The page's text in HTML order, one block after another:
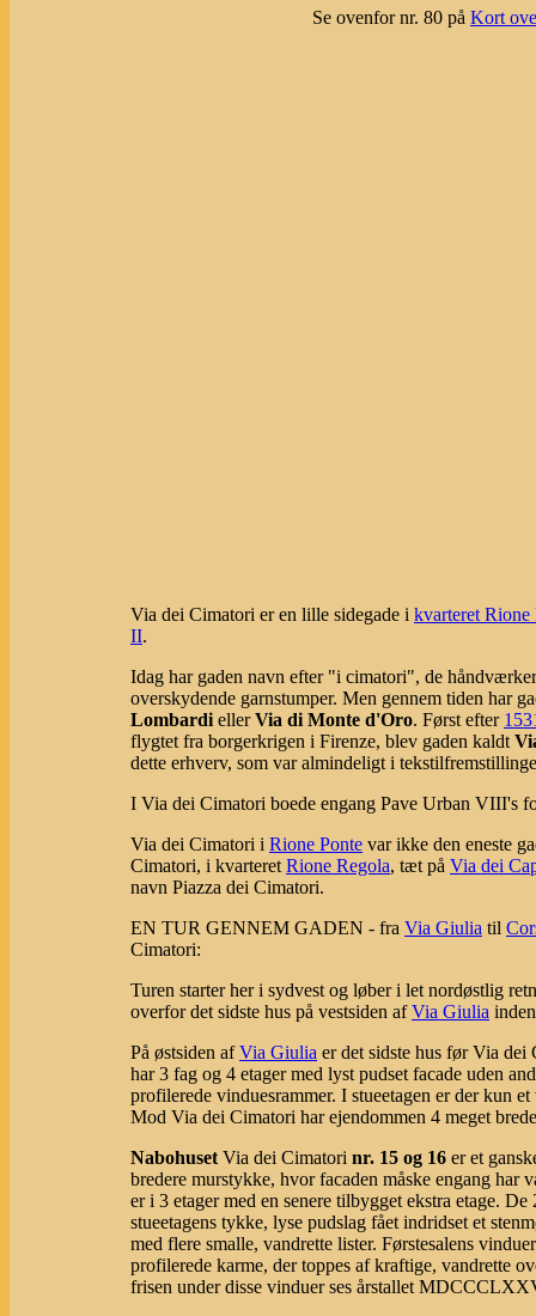
Se ovenfor nr. 80 på Kort
Via dei Cimatori er en lille sidegade i kvarteret Rione
II.
Idag har gaden navn efter "i cimatori", de
overskydende garnstumper. Men gennem tiden har
Lombardi ellerVia di Monte d'Oro. Først efter
flygtet fra borgerkrigen i Firenze, blev gaden kaldt
dette erhverv, som var almindeligt i
I Via dei Cimatori boede engang Pave Urban VIII's
Via dei Cimatori i Rione Ponte var ikke den eneste
Cimatori, i kvarteret Rione Regola, tæt på Via dei
navn Piazza dei Cimatori.
EN TUR GENNEM GADEN - fra Via Giulia til
Cimatori:
Turen starter her i sydvest og løber i let nordøstlig
overfor det sidste hus på vestsiden afVia Giulia
På østsiden afVia Giulia er det sidste hus før Via
har 3 fag og 4 etager med lyst pudset facade uden
profilerede vinduesrammer. I stueetagen er der kun
Mod Via dei Cimatori har ejendommen 4 meget
Nabohuset Via dei Cimatori nr. 15 og 16 er et
bredere murstykke, hvor facaden måske engang har
er i 3 etager med en senere tilbygget ekstra etage.
stueetagens tykke, lyse pudslag fået indridset et
med flere smalle, vandrette lister. Førstesalens
profilerede karme, der toppes af kraftige, vandrette
frisen under disse vinduer ses årstallet